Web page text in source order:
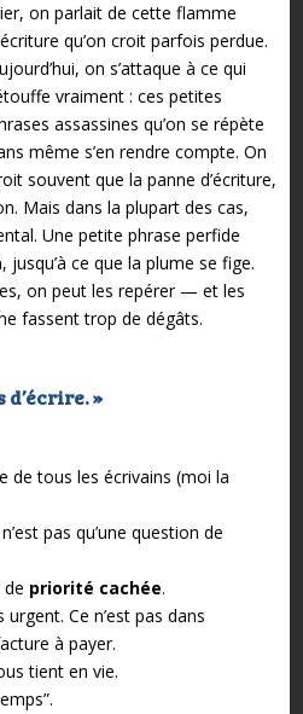
on parlait de cette flamme
qu’on croit parfois perdue.
on s’attaque à ce qui
vraiment : ces petites
assassines qu’on se répète
même s’en rendre compte. On
souvent que la panne d’écriture,
Mais dans la plupart des cas,
Une petite phrase perfide
jusqu’à ce que la plume se fige.
on peut les repérer — et les
fassent trop de dégâts.
d’écrire. »
de tous les écrivains (moi la
pas qu’une question de
de priorité cachée.
urgent. Ce n’est pas dans
à payer.
tient en vie.